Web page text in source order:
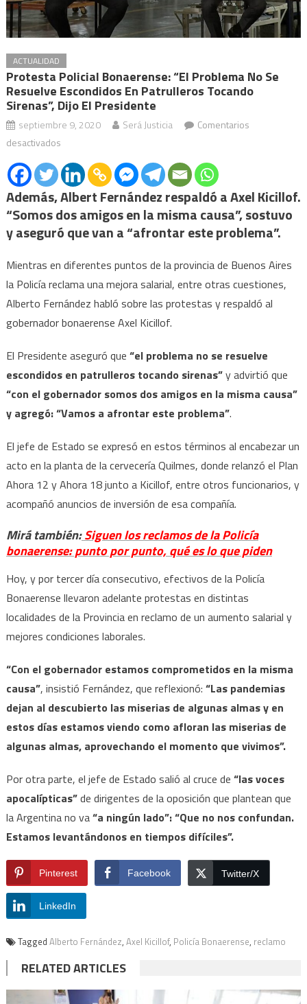
ACTUALIDAD
Protesta Policial Bonaerense: “El Problema No Se
Resuelve Escondidos En Patrulleros Tocando
Sirenas”, Dijo El Presidente
septiembre 9, 2020 Será Justicia
Comentarios
desactivadosen
policial
bonaerense:
“El
problema
se
resuelve
escondidos
patrulleros
sirenas”,
dijo
el
Presidente
Además, Albert Fernández respaldó a Axel Kicillof.
“Somos dos amigos en la misma causa”, sostuvo
y aseguró que van a “afrontar este problema”.
Mientras en diferentes puntos de la provincia de Buenos Aires
la Policía reclama una mejora salarial, entre otras cuestiones,
Alberto Fernández habló sobre las protestas y respaldó al
gobernador bonaerense Axel Kicillof.
El Presidente aseguró que “el problema no se resuelve
escondidos en patrulleros tocando sirenas”y advirtió que
“con el gobernador somos dos amigos en la misma causa”
y agregó: “Vamos a afrontar este problema”.
El jefe de Estado se expresó en estos términos al encabezar un
acto en la planta de la cervecería Quilmes, donde relanzó el Plan
Ahora 12 y Ahora 18 junto a Kicillof, entre otros funcionarios, y
acompañó anuncios de inversión de esa compañía.
Mirá también:Siguen los reclamos de la Policía
bonaerense: punto por punto, qué es lo que piden
Hoy, y por tercer día consecutivo, efectivos de la Policía
Bonaerense llevaron adelante protestas en distintas
localidades de la Provincia en reclamo de un aumento salarial y
mejores condiciones laborales.
“Con el gobernador estamos comprometidos en la misma
causa”, insistió Fernández, que reflexionó: “Las pandemias
dejan al descubierto las miserias de algunas almas y en
estos días estamos viendo como afloran las miserias de
algunas almas, aprovechando el momento que vivimos”.
Por otra parte, el jefe de Estado salió al cruce de “las voces
apocalípticas”de dirigentes de la oposición que plantean que
la Argentina no va“a ningún lado”: “Que no nos confundan.
Estamos levantándonos en tiempos difíciles”.
Pinterest Facebook Twitter/X
LinkedIn
Tagged Alberto Fernández, Axel Kicillof, Policía Bonaerense, reclamo
RELATED ARTICLES